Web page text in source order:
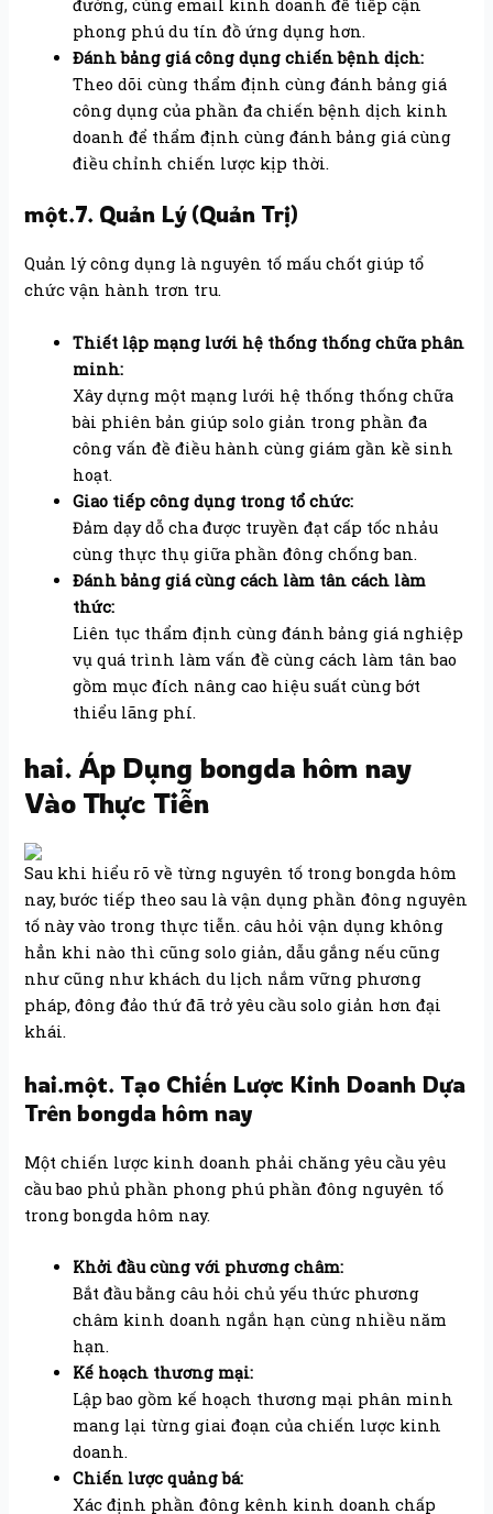
đường, cùng email kinh doanh để tiếp cận
phong phú du tín đồ ứng dụng hơn.
Đánh bảng giá công dụng chiến bệnh dịch:
Theo dõi cùng thẩm định cùng đánh bảng giá
công dụng của phần đa chiến bệnh dịch kinh
doanh để thẩm định cùng đánh bảng giá cùng
điều chỉnh chiến lược kịp thời.
một.7. Quản Lý (Quản Trị)
Quản lý công dụng là nguyên tố mấu chốt giúp tổ
chức vận hành trơn tru.
Thiết lập mạng lưới hệ thống thống chữa phân
minh:
Xây dựng một mạng lưới hệ thống thống chữa
bài phiên bản giúp solo giản trong phần đa
công vấn đề điều hành cùng giám gần kề sinh
hoạt.
Giao tiếp công dụng trong tổ chức:
Đảm dạy dỗ cha được truyền đạt cấp tốc nhảu
cùng thực thụ giữa phần đông chống ban.
Đánh bảng giá cùng cách làm tân cách làm
thức:
Liên tục thẩm định cùng đánh bảng giá nghiệp
vụ quá trình làm vấn đề cùng cách làm tân bao
gồm mục đích nâng cao hiệu suất cùng bớt
thiểu lãng phí.
hai. Áp Dụng bongda hôm nay
Vào Thực Tiễn
Sau khi hiểu rõ về từng nguyên tố trong bongda hôm
nay, bước tiếp theo sau là vận dụng phần đông nguyên
tố này vào trong thực tiễn. câu hỏi vận dụng không
hẳn khi nào thì cũng solo giản, dẫu gắng nếu cũng
như cũng như khách du lịch nắm vững phương
pháp, đông đảo thứ đã trở yêu cầu solo giản hơn đại
khái.
hai.một. Tạo Chiến Lược Kinh Doanh Dựa
Trên bongda hôm nay
Một chiến lược kinh doanh phải chăng yêu cầu yêu
cầu bao phủ phần phong phú phần đông nguyên tố
trong bongda hôm nay.
Khởi đầu cùng với phương châm:
Bắt đầu bằng câu hỏi chủ yếu thức phương
châm kinh doanh ngắn hạn cùng nhiều năm
hạn.
Kế hoạch thương mại:
Lập bao gồm kế hoạch thương mại phân minh
mang lại từng giai đoạn của chiến lược kinh
doanh.
Chiến lược quảng bá:
Xác định phần đông kênh kinh doanh chấp